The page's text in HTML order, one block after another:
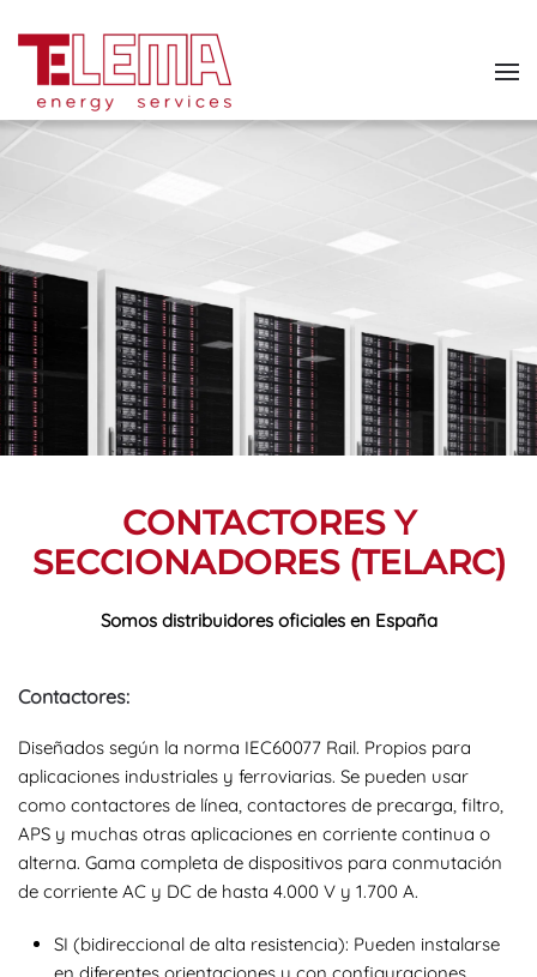
Skip to main content
CONTACTORES Y
SECCIONADORES (TELARC)
Somos distribuidores oficiales en España
Contactores:
Diseñados según la norma IEC60077 Rail. Propios para
aplicaciones industriales y ferroviarias. Se pueden usar
como contactores de línea, contactores de precarga, filtro,
APS y muchas otras aplicaciones en corriente continua o
alterna. Gama completa de dispositivos para conmutación
de corriente AC y DC de hasta 4.000 V y 1.700 A.
SI (bidireccional de alta resistencia): Pueden instalarse